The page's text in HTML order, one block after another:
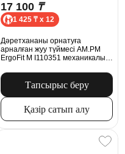
17 100 ₸
1 425 ₸ x 12
Дәретхананы орнатуға
арналған жуу түймесі AM.PM
ErgoFit М I110351 механикалық
Тапсырыс беру
Қазір сатып алу